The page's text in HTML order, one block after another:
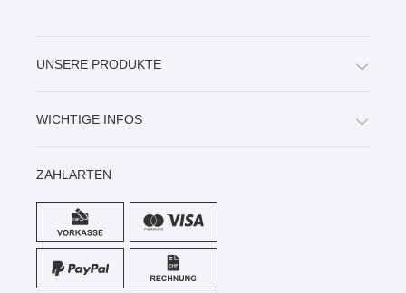
UNSERE PRODUKTE
WICHTIGE INFOS
ZAHLARTEN